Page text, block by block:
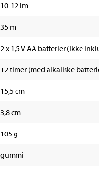
10-12 lm
35 m
2 x 1,5 V AA batterier (Ikke
12 timer (med alkaliske
15,5 cm
3,8 cm
105 g
gummi